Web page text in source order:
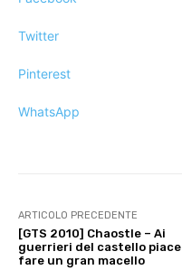
Twitter
Pinterest
WhatsApp
ARTICOLO PRECEDENTE
[GTS 2010] Chaostle – Ai
guerrieri del castello piace
fare un gran macello